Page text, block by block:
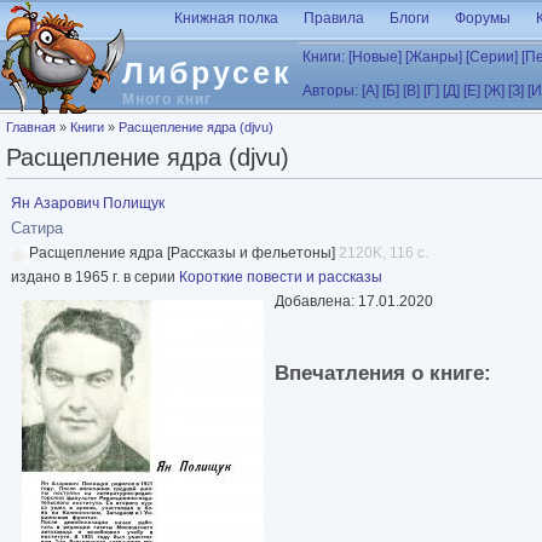
Перейти к основному содержанию
Либрусек
Много книг
Книжная полка Правила Блоги Форумы
Книги: [Новые] [Жанры] [Серии]
Авторы: [А] [Б] [В] [Г] [Д] [Е] [Ж] [З]
Вы здесь
Главная » Книги » Расщепление ядра (djvu)
Расщепление ядра (djvu)
Ян Азарович Полищук
Сатира
Расщепление ядра [Рассказы и фельетоны] 2120K, 116 с.
издано в 1965 г. в серии Короткие повести и рассказы
Добавлена: 17.01.2020
Впечатления о книге: